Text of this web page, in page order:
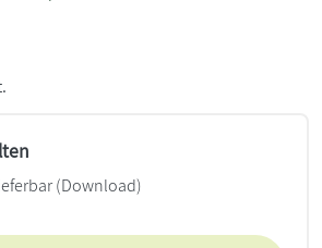
(Download)